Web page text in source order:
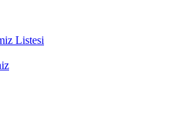
Listesi